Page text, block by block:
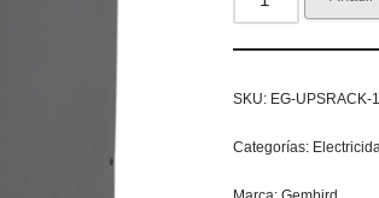
SKU: EG-UPSRACK-
Categorías: